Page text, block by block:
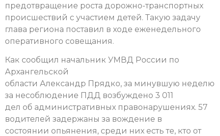
предотвращение роста дорожно-транспортных
происшествий с участием детей. Такую задачу
глава региона поставил в ходе еженедельного
оперативного совещания.
Как сообщил начальник УМВД России по
Архангельской
области Александр Прядко, за минувшую неделю
за несоблюдение ПДД возбуждено 3 011
дел об административных правонарушениях. 57
водителей задержаны за вождение в
состоянии опьянения, среди них есть те, кто от